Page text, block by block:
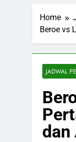
Home
Beroe vs
JADWAL
dan